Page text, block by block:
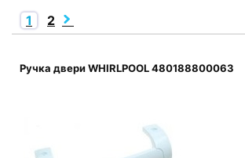
1 2
Ручка двери WHIRLPOOL 480188800063